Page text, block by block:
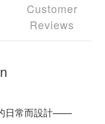
Customer
Reviews
日常而設計——